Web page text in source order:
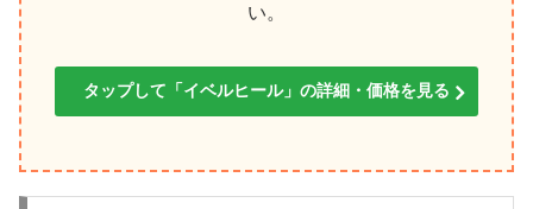
い。
タップして「イベルヒール」の詳細・価格を見る